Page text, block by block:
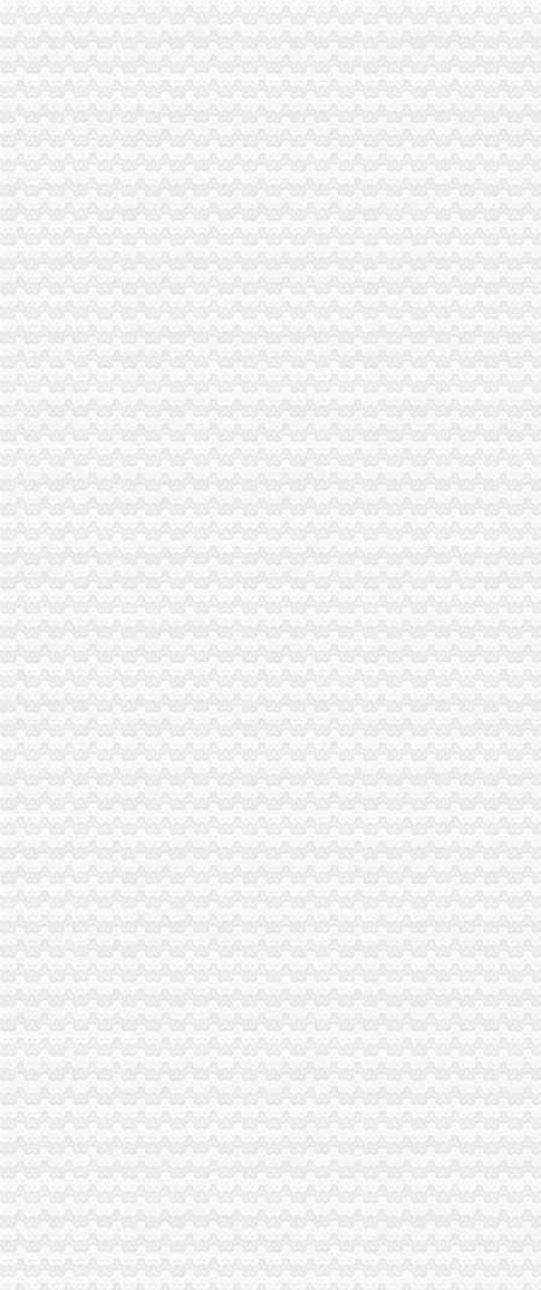
红旗河沟到渝北区双凤桥街道办驾车路线_百度地图
双林股份：关于公司次公开发行股票并在创业板上市的律师工作报告
渝北迅速处理“双凤桥街道工作人员上班牌博”一事,7名牌的
两路办执照
【南餐饮业办理营业执照的详细流程】价格,厂家,公司注册服务-
广州一般纳税人申请：办执照一起有牌经营办许可证更正规-广州爱
因为期房屋未被征收的证明迟迟开不了营业执照办不下来房东直上火_
承诺办执照快3天·南方日报数字报·南方报网
济南：想开鲜奶吧却办不出营业执照没上级文件-济南-全景山东-鲁网
龙溪办执照
汶川县龙溪乡龙溪村村民活动中心建设项目比选公告_中国招标网_四川
重庆茶楼装饰设计找哪家公司好？_酒店宾馆/客房装修|一起网装修
西南合成制股有限公司股票发行公告
【58同城】重庆渝北龙溪内资公司注册服务_龙溪内资公司注册_龙溪内
[惠州市]博罗县龙溪富士康项目宿舍生活区配套道路工程（BT模式-招标
空港新城办执照
【58同城】重庆渝北空港新城工商注册_公司注册代理_代办注册公司价
这一天自贸区服务大厅同时开陕西向世界招手_三秦网
陕西空港新城“启航跑”活动举办_搜狐体育_搜狐网
西安空港新城“启航跑”活动举办_网易新闻
高新区政务中心网上政务大厅
新牌坊办执照
图：重庆新牌坊办公室装修设计,新牌坊办公-重庆装修-搜狐家居网
【重庆兢丰商务咨询事务所】-重庆工商注册-今题市场通
【图】-重庆渝北区新牌坊代办营业执照-重庆江北观音桥公司注册-
湖美宴电话,地址,营业时间（图）-重庆美食-大众点评网
重庆办公家具厂家重庆市新牌坊板式文件柜、铁皮文件柜、活动柜图片
加洲办执照
加洲公寓复式居住办公两用-荆门在线
武汉桑拿
【扬州高邮市公安交通巡逻察大队事故处理股酒店】扬州高邮市公安
欧洲总裁办公行政书人才|欧洲总裁办公行政书个人简历汇总|欧洲
《清史稿》卷124志九十九|正史
花卉园办执照
（办结）（渝北区）重庆市花卉园管理处旧房改造、办公配套及游客接
山东旺盛园林股份有限公司公开转让说明书_旺盛园林（）_公
巢湖花卉租赁,安徽良园之友,办公司花卉租赁
清迈花博园12月1日-2014年2月28日举办第四届园艺花卉节中华人民共
以后淘宝上再卖花卉、种子得有证了|法律频道|行业资讯|597苗木网
回兴办执照
公民变更姓名、日期、民族等有何规定?_高考前夕2007_新浪博客
揭市人民门户网站
户口迁入许可办理_通江县人民门户网站
居民家庭户口有哪些类型_其他_土巴兔问吧
【大兴注册公司大兴办营业执照诚信代理】-中国服务网
渝北区办执照流程
有柄分酒器办理企业标准备案流程及费用
重庆渝北两路商标专利公司|重庆渝北两路商标专利-重庆渝北两路酷易搜
【新时代新气象新作为】网上行政审批改革让统行政审批提速增效_
渝北区鸿毅餐饮店_产品展示-3158企业在线
重庆渝北区互惠汽车养护中心_【电话地址_招聘信息_注册信息_信用信